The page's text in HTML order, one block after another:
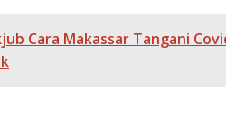
Cara Makassar Tangani